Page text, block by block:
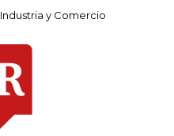
y Comercio